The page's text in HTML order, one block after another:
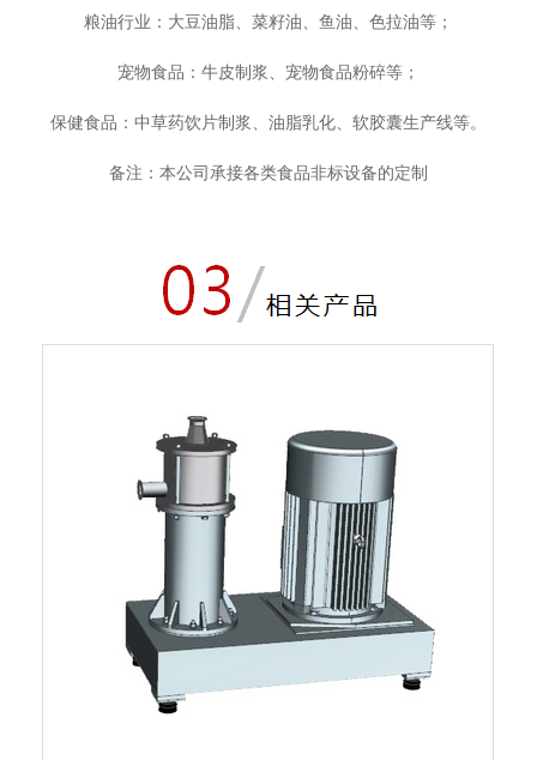
粮油行业：大豆油脂、菜籽油、鱼油、色拉油等；
宠物食品：牛皮制浆、宠物食品粉碎等；
保健食品：中草药饮片制浆、油脂乳化、软胶囊生产线等。
备注：本公司承接各类食品非标设备的定制